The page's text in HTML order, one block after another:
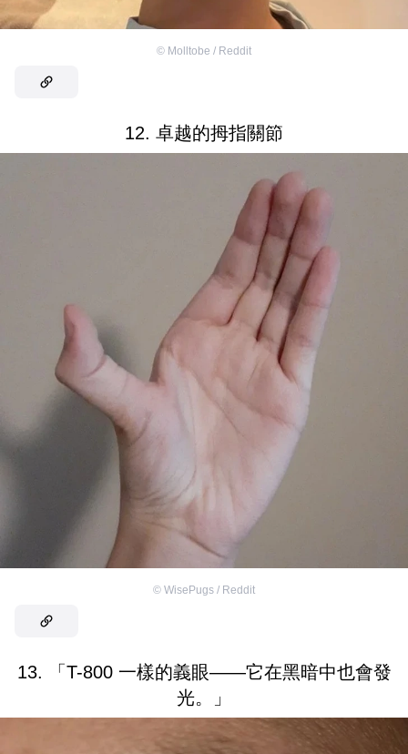
© Molltobe / Reddit
12. 卓越的拇指關節
© WisePugs / Reddit
13. 「T-800 一樣的義眼——它在黑暗中也會發
光。」